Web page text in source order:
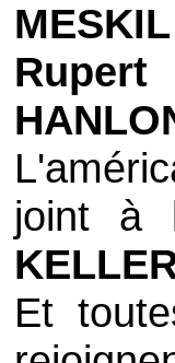
MESKIL
Rupert
joint à
Et